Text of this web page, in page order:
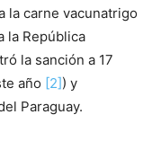
la carne vacunatrigo
la República
la sanción a 17
año [2]) y
Paraguay.